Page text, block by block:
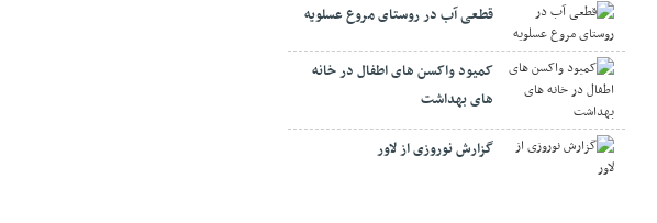
قطعی آب در روستای مروع عسلویه
کمیود واکسن های اطفال در خانه
های بهداشت
گزارش نوروزی از لاور